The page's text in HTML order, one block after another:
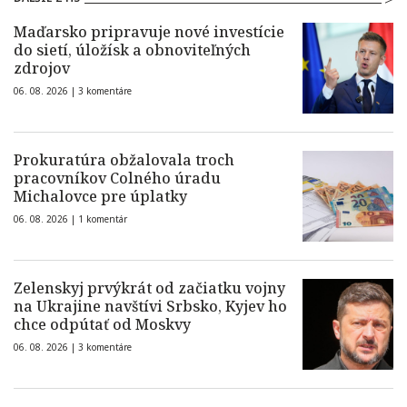
Maďarsko pripravuje nové investície
do sietí, úložísk a obnoviteľných
zdrojov
06. 08. 2026 | 3 komentáre
Prokuratúra obžalovala troch
pracovníkov Colného úradu
Michalovce pre úplatky
06. 08. 2026 | 1 komentár
Zelenskyj prvýkrát od začiatku vojny
na Ukrajine navštívi Srbsko, Kyjev ho
chce odpútať od Moskvy
06. 08. 2026 | 3 komentáre